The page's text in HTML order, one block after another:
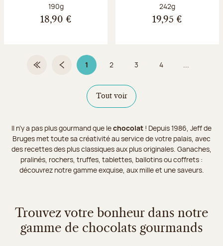
Poids net :
190g
18,90 €
Poids net :
242g
19,95 €
Première pagePage précédente
1Page 1 sur 9
Page
2 Page
3 Page
4 ...
Tout voir
Il n’y a pas plus gourmand que lechocolat ! Depuis 1986, Jeff de
Bruges met toute sa créativité au service de votre palais, avec
des recettes des plus classiques aux plus originales. Ganaches,
pralinés, rochers, truffes, tablettes, ballotins ou coffrets :
découvrez notre gamme exquise, aux mille et une saveurs.
Trouvez votre bonheur dans notre
gamme de chocolats gourmands